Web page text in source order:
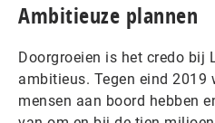
Ambitieuze plannen
Doorgroeien is het credo bij
ambitieus. Tegen eind 2019
mensen aan boord hebben